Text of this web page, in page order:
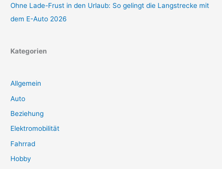
Ohne Lade-Frust in den Urlaub: So gelingt die Langstrecke mit
dem E-Auto 2026
Kategorien
Allgemein
Auto
Beziehung
Elektromobilität
Fahrrad
Hobby